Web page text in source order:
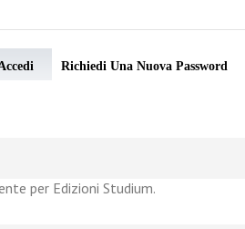
Richiedi Una Nuova Password
per Edizioni Studium.